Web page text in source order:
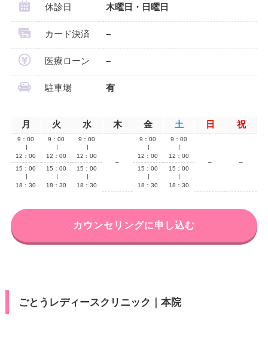
休診日 木曜日・日曜日
カード決済 –
医療ローン –
駐車場 有
月 火 水 木 金 土 日 祝
9：00
12：00
9：00
12：00
9：00
12：00
–
9：00
12：00
9：00
12：00
–
–
15：00
18：30
15：00
18：30
15：00
18：30
15：00
18：30
15：00
18：30
カウンセリングに申し込む
ごとうレディースクリニック｜本院